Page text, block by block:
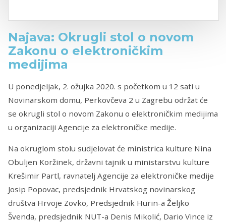
Najava: Okrugli stol o novom
Zakonu o elektroničkim
medijima
U ponedjeljak, 2. ožujka 2020. s početkom u 12 sati u
Novinarskom domu, Perkovčeva 2 u Zagrebu održat će
se okrugli stol o novom Zakonu o elektroničkim medijima
u organizaciji Agencije za elektroničke medije.
Na okruglom stolu sudjelovat će ministrica kulture Nina
Obuljen Koržinek, državni tajnik u ministarstvu kulture
Krešimir Partl, ravnatelj Agencije za elektroničke medije
Josip Popovac, predsjednik Hrvatskog novinarskog
društva Hrvoje Zovko, Predsjednik Hurin-a Željko
Švenda, predsjednik NUT-a Denis Mikolić, Dario Vince iz